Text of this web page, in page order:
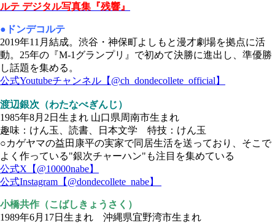
ルテ デジタル写真集『残響』
●ドンデコルテ
2019年11月結成。渋谷・神保町よしもと漫才劇場を拠点に活
動。25年の『M-1グランプリ』で初めて決勝に進出し、準優勝
し話題を集める。
公式Youtubeチャンネル【@ch_dondecollete_official】
渡辺銀次（わたなべぎんじ）
1985年8月2日生まれ 山口県周南市生まれ
趣味：けん玉、読書、日本文学 特技：けん玉
○カゲヤマの益田康平の実家で同居生活を送っており、そこで
よく作っている"銀次チャーハン"も注目を集めている
公式X【@10000nabe】
公式Instagram【@dondecollete_nabe】
小橋共作（こばしきょうさく）
1989年6月17日生まれ 沖縄県宜野湾市生まれ